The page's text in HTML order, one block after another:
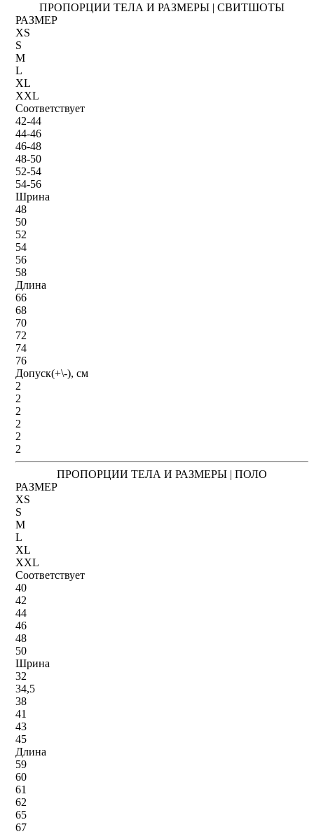
ПРОПОРЦИИ ТЕЛА И РАЗМЕРЫ | СВИТШОТЫ
РАЗМЕР
XS
S
M
L
XL
XXL
Соответствует
42-44
44-46
46-48
48-50
52-54
54-56
Шрина
48
50
52
54
56
58
Длина
66
68
70
72
74
76
Допуск(+\-), см
2
2
2
2
2
2
ПРОПОРЦИИ ТЕЛА И РАЗМЕРЫ | ПОЛО
РАЗМЕР
XS
S
M
L
XL
XXL
Соответствует
40
42
44
46
48
50
Шрина
32
34,5
38
41
43
45
Длина
59
60
61
62
65
67